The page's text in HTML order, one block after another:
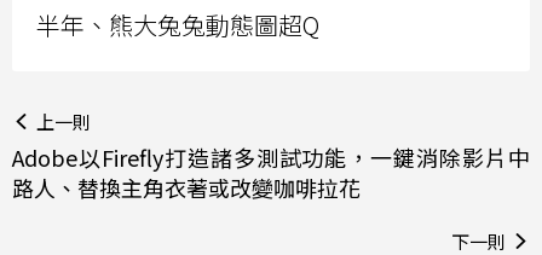
半年、熊大兔兔動態圖超Q
上一則
Adobe以Firefly打造諸多測試功能，一鍵消除影片中
路人、替換主角衣著或改變咖啡拉花
下一則